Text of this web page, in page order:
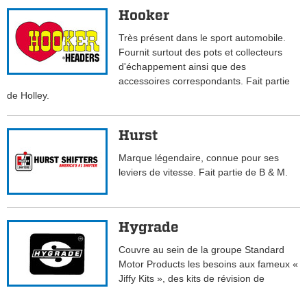
Hooker
Très présent dans le sport automobile.
Fournit surtout des pots et collecteurs
d'échappement ainsi que des
accessoires correspondants. Fait partie
de Holley.
Hurst
Marque légendaire, connue pour ses
leviers de vitesse. Fait partie de B & M.
Hygrade
Couvre au sein de la groupe Standard
Motor Products les besoins aux fameux «
Jiffy Kits », des kits de révision de